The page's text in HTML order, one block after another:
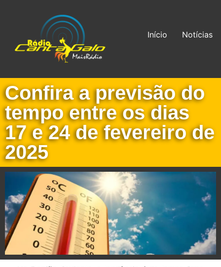
Início Notícias
Confira a previsão do
tempo entre os dias
17 e 24 de fevereiro de
2025